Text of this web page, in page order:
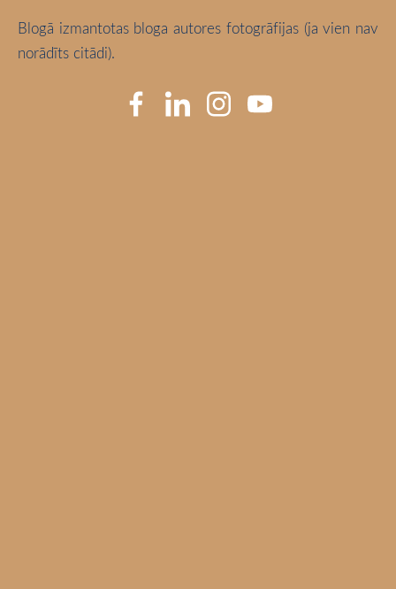
Blogā izmantotas bloga autores fotogrāfijas (ja vien nav
norādīts citādi).